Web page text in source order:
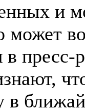
и
может
в пресс-
в